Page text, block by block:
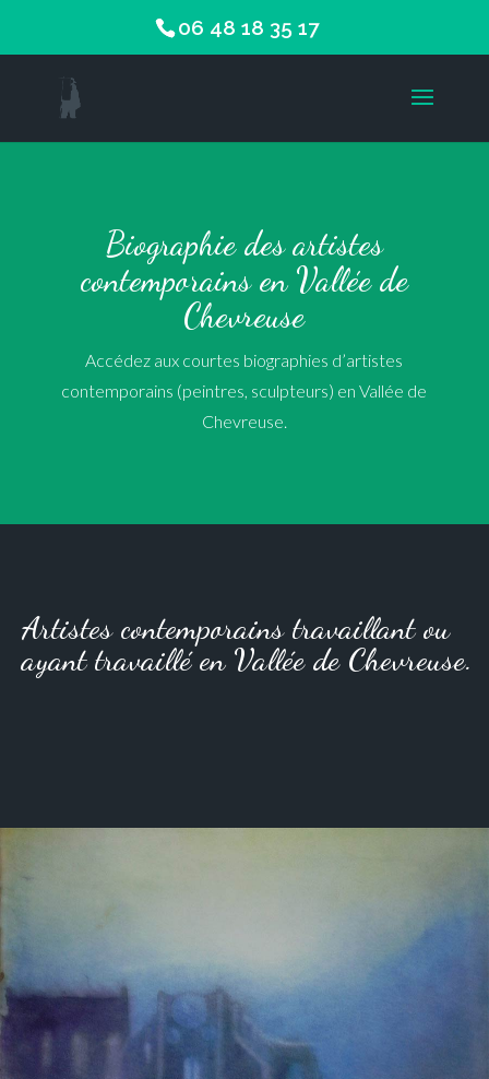
06 48 18 35 17
Biographie des artistes
contemporains en Vallée de
Chevreuse
Accédez aux courtes biographies d’artistes
contemporains (peintres, sculpteurs) en Vallée de
Chevreuse.
Artistes contemporains travaillant ou
ayant travaillé en Vallée de Chevreuse.